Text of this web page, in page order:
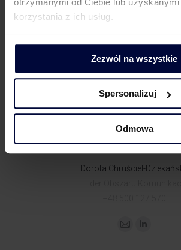
otrzymanymi od Ciebie lub
korzystania z ich usług.
Zezwól na wszystkie
Spersonalizuj
Odmowa
najlepszym rozwiązaniem byłoby
interpretacji ogólnej w tym zakresie.
KONTAKT DLA MEDIÓW
Dorota Chruściel-